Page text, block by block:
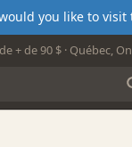
you like to visit
de 90 $ · Québec,